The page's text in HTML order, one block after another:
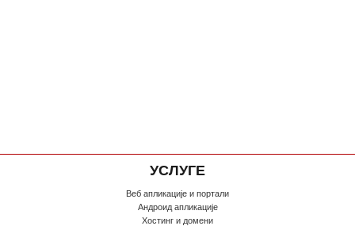
УСЛУГЕ
Веб апликације и портали
Андроид апликације
Хостинг и домени